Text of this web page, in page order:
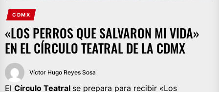
CDMX
«LOS PERROS QUE SALVARON MI VIDA»
EN EL CÍRCULO TEATRAL DE LA CDMX
Víctor Hugo Reyes Sosa
El Círculo Teatral se prepara para recibir «Los